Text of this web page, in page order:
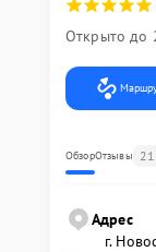
Открыто до
ОбзорОтзывы
Адрес
г.